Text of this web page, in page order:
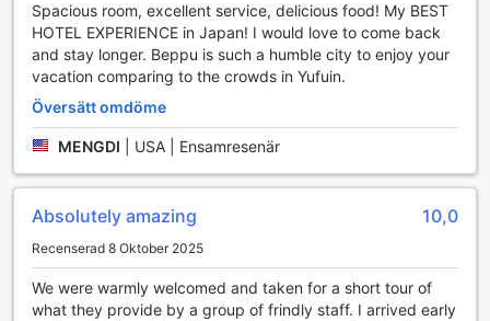
några bekymmer. Den kostnadsfria parkeringen är en stor
fördel för dem som föredrar att köra själva och vill ha
friheten att komma och gå som de vill.
För dem som inte har tillgång till bil erbjuder Hana Beppu
även en pålitlig taxitjänst, vilket gör det enkelt att ta sig till
olika destinationer i och runt Beppu. Oavsett om du
planerar att besöka de berömda varma källorna, lokala
restauranger eller andra sevärdheter, kan du lita på att
smidig och bekväm som möjligt. Med dessa utmärkta
transportalternativ kan du fokusera på att njuta av din
Rumfaciliteter på Hana Beppu – En Oas av Komfort
Spacious room, excellent service, delicious food! My BEST
HOTEL EXPERIENCE in Japan! I would love to come back
and stay longer. Beppu is such a humble city to enjoy your
vacation comparing to the crowds in Yufuin.
Översätt omdöme
MENGDI USA | Ensamresenär
Absolutely amazing 10,0
Recenserad 8 Oktober 2025
We were warmly welcomed and taken for a short tour of
what they provide by a group of frindly staff. I arrived early